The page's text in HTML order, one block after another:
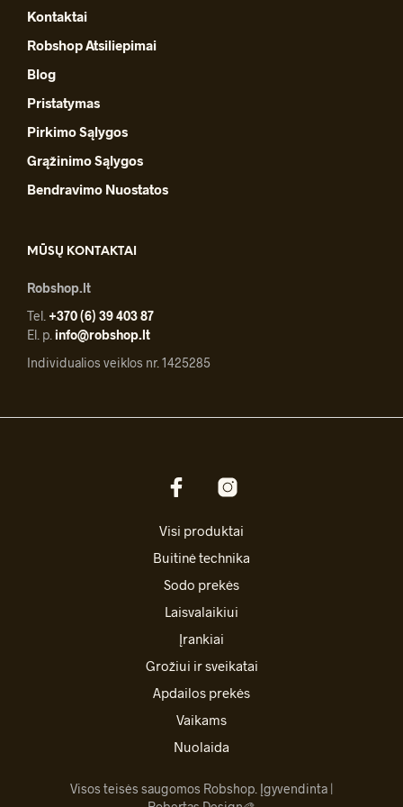
Kontaktai
Robshop Atsiliepimai
Blog
Pristatymas
Pirkimo Sąlygos
Grąžinimo Sąlygos
Bendravimo Nuostatos
MŪSŲ KONTAKTAI
Robshop.lt
Tel. +370 (6) 39 403 87
El. p. info@robshop.lt
Individualios veiklos nr. 1425285
Visi produktai
Buitinė technika
Sodo prekės
Laisvalaikiui
Įrankiai
Grožiui ir sveikatai
Apdailos prekės
Vaikams
Nuolaida
Visos teisės saugomos Robshop. Įgyvendinta |